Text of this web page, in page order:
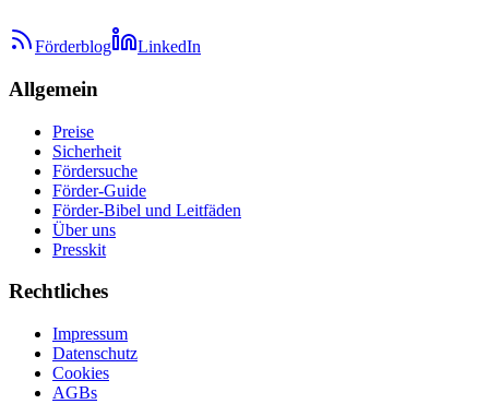
Förderblog LinkedIn
Allgemein
Preise
Sicherheit
Fördersuche
Förder-Guide
Förder-Bibel und Leitfäden
Über uns
Presskit
Rechtliches
Impressum
Datenschutz
Cookies
AGBs